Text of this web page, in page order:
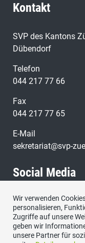
Kontakt
SVP des Kantons
Dübendorf
Telefon
044 217 77 66
Fax
044 217 77 65
E-Mail
sekretariat@svp-
Social Media
Besuchen Sie uns
Wir verwenden
personalisieren,
Zugriffe auf unsere
geben wir
unsere Partner für